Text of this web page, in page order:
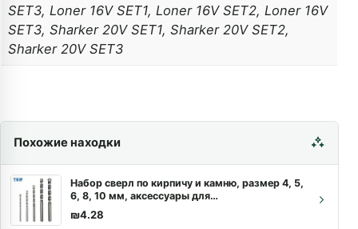
SET3, Loner 16V SET1, Loner 16V SET2, Loner 16V
SET3,Sharker 20V SET1,Sharker 20V SET2,
Sharker 20V SET3
Похожие находки
Набор сверл по кирпичу и камню, размер 4, 5,
6, 8, 10 мм, аксессуары для
электроинструментов
₪4.28